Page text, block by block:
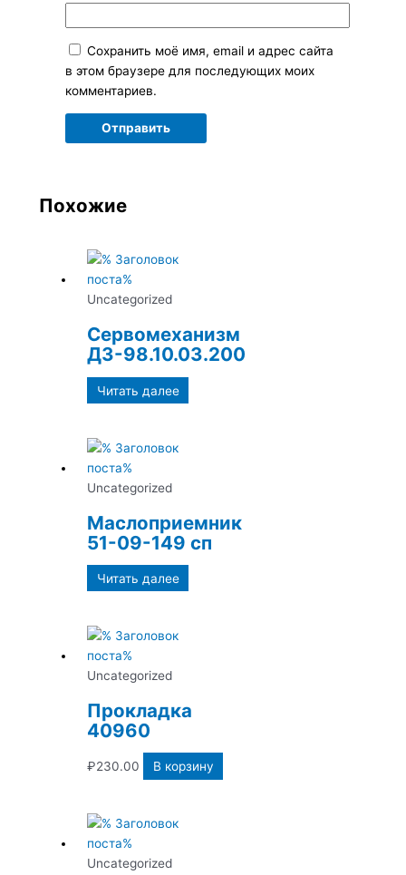
Сохранить моё имя, email и адрес сайта
в этом браузере для последующих моих
комментариев.
Похожие
Uncategorized
Сервомеханизм
ДЗ-98.10.03.200
Читать далее
Uncategorized
Маслоприемник
51-09-149 сп
Читать далее
Uncategorized
Прокладка
40960
₽230.00 В корзину
Uncategorized